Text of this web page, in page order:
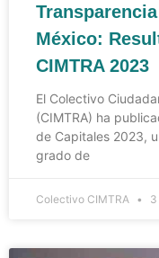
México:
CIMTRA 2023
El Colectivo
(CIMTRA) ha
de Capitales 2023,
grado de
Colectivo CIMTRA